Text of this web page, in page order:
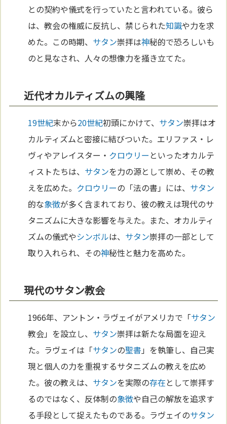
との契約や儀式を行っていたと言われている。彼ら
は、教会の権威に反抗し、禁じられた知識や力を求
めた。この時期、 サタン崇拝は神秘的で恐ろしいも
のと見なされ、人々の想像力を掻き立てた。
近代オカルティズムの興隆
19世紀末から20世紀初頭にかけて、 サタン崇拝はオ
カルティズムと密接に結びついた。エリファス・レ
ヴィやアレイスター・ クロウリー といったオカルテ
ィストたちは、 サタンを力の源として崇め、その教
えを広めた。 クロウリーの「法の書」には、 サタン
的な象徴が多く含まれており、彼の教えは現代のサ
タニズムに大きな影響を与えた。また、オカルティ
ズムの儀式やシンボルは、 サタン崇拝の一部として
取り入れられ、その神秘性と魅力を高めた。
現代のサタン教会
1966年、アントン・ラヴェイがアメリカで「サタン
教会」を設立し、 サタン崇拝は新たな局面を迎え
た。ラヴェイは「サタンの聖書 」を執筆し、自己実
現と個人の力を重視するサタニズムの教えを広め
た。彼の教えは、 サタンを実際の存在として崇拝す
るのではなく、反体制の象徴や自己の解放を追求す
る手段として捉えたものである。ラヴェイのサタン